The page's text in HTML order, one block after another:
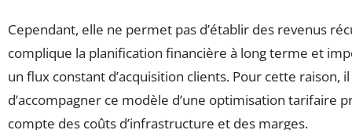
Cependant, elle ne permet pas d’établir des revenus
complique la planification financière à long terme et
un flux constant d’acquisition clients. Pour cette raison,
d’accompagner ce modèle d’une optimisation tarifaire
compte des coûts d’infrastructure et des marges.